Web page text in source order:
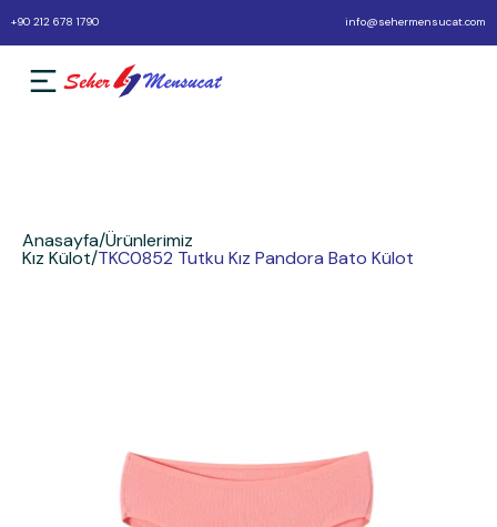
+90 212 678 1790 info@sehermensucat.com
Anasayfa/Ürünlerimiz
Kız Külot/TKC0852 Tutku Kız Pandora Bato Külot